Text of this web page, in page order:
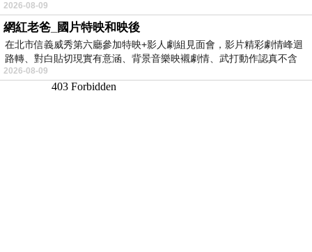
2026-08-09
網紅老爸_國片特映和映後
在北市信義威秀第六廳參加特映+影人劇組見面會，影片精彩劇情峰迴
路轉、對白貼切現實有意涵、背景音樂映襯劇情、武打動作認真不含
糊、
2026-08-09